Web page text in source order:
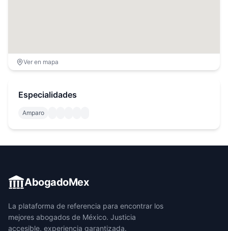
Ver en mapa
Especialidades
Amparo
AbogadoMex
La plataforma de referencia para encontrar los
mejores abogados de México. Justicia
accesible, experiencia garantizada.